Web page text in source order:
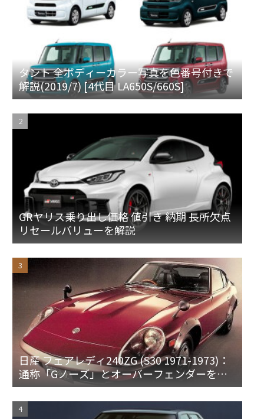
タント 全ボディーカラー写真を色番号付きで
解説(2019/7) [4代目 LA650S/660S]
GRヤリス乗り出し価格 値引き 納期 長所欠点
リセールバリューを解説
日産 フェアレディ240ZG (S30 1971-1973)：
通称「Gノーズ」とオーバーフェンダーを装
備した特別なZ